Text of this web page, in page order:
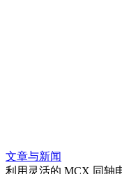
文章与新闻
利用灵活的 MCX 同轴